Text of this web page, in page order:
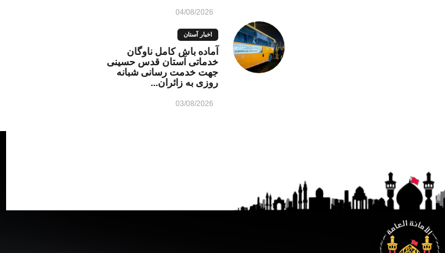
04/08/2026
اخبار آستان
آماده باش کامل ناوگان
خدماتی آستان قدس حسینی
جهت خدمت رسانی شبانه
روزی به زائران...
03/08/2026